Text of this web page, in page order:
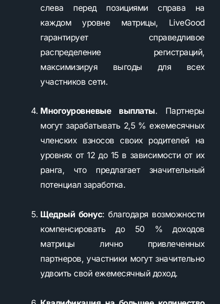
слева перед позициями справа на
каждом уровне матрицы, LiveGood
гарантирует справедливое
распределение регистраций,
максимизируя выгоды для всех
участников сети.
Многоуровневые выплаты. Партнеры
могут зарабатывать 2,5 % ежемесячных
членских взносов своих родителей на
уровнях от 12 до 15 в зависимости от их
ранга, что предлагает значительный
потенциал заработка.
Щедрый бонус: благодаря возможности
компенсировать до 50 % доходов
матрицы лично привлеченных
партнеров, участники могут значительно
удвоить свой ежемесячный доход.